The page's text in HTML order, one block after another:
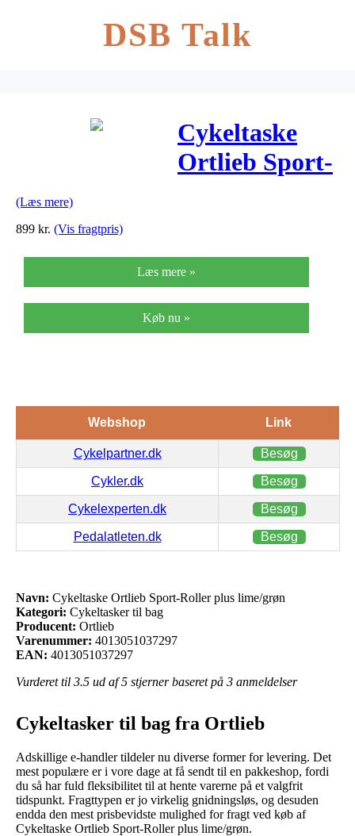
DSB Talk
Cykeltaske
Ortlieb Sport-
(Læs mere)
899 kr. (Vis fragtpris)
Læs mere »
Køb nu »
Webshop Link
Cykelpartner.dk Besøg
Cykler.dk Besøg
Cykelexperten.dk Besøg
Pedalatleten.dk Besøg
Navn: Cykeltaske Ortlieb Sport-Roller plus lime/grøn
Kategori: Cykeltasker til bag
Producent: Ortlieb
Varenummer: 4013051037297
EAN: 4013051037297
Vurderet til 3.5 ud af 5 stjerner baseret på 3 anmeldelser
Cykeltasker til bag fra Ortlieb
Adskillige e-handler tildeler nu diverse former for levering. Det
mest populære er i vore dage at få sendt til en pakkeshop, fordi
du så har fuld fleksibilitet til at hente varerne på et valgfrit
tidspunkt. Fragttypen er jo virkelig gnidningsløs, og desuden
endda den mest prisbevidste mulighed for fragt ved køb af
Cykeltaske Ortlieb Sport-Roller plus lime/grøn.